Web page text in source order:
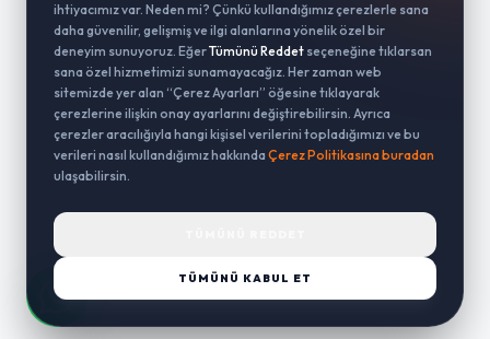
ihtiyacımız var. Neden mi? Çünkü kullandığımız çerezlerle sana
daha güvenilir, gelişmiş ve ilgi alanlarına yönelik özel bir
deneyim sunuyoruz. EğerTümünü Reddet seçeneğine tıklarsan
sana özel hizmetimizi sunamayacağız. Her zaman web
sitemizde yer alan “Çerez Ayarları” öğesine tıklayarak
çerezlerine ilişkin onay ayarlarını değiştirebilirsin. Ayrıca
çerezler aracılığıyla hangi kişisel verilerini topladığımızı ve bu
verileri nasıl kullandığımız hakkında Çerez Politikasına buradan
ulaşabilirsin.
TÜMÜNÜ KABUL ET